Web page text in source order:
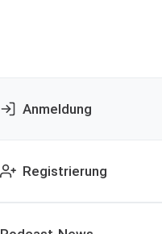
Anmeldung
Registrierung